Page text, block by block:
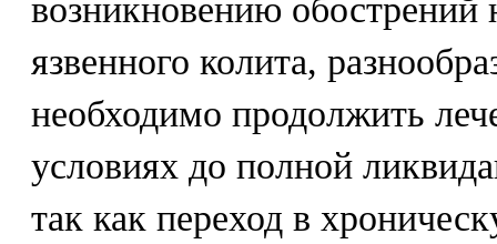
возникновению обострений
язвенного колита,
необходимо продолжить
условиях до полной
так как переход в